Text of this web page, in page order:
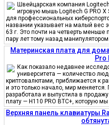
Швейцарская компания
игровую мышь Logitech G PRO
для профессиональных
названии указывает на малый вес
63 г. Это почти на четверть
пару лет тому назад
Материнская плата для
Pro
Как показало недавнее
университета — количество
криптовалютами, приближается к
и это только начало, мир
разработала и выпустила в
плату — H110 PRO BTC+, которую
Верхняя панель клавиатуры